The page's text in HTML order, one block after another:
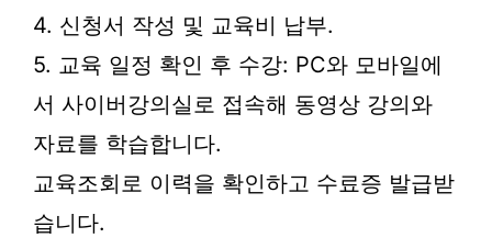
4. 신청서 작성 및 교육비 납부.
5. 교육 일정 확인 후 수강: PC와 모바일에
서 사이버강의실로 접속해 동영상 강의와
자료를 학습합니다.
교육조회로 이력을 확인하고 수료증 발급받
습니다.